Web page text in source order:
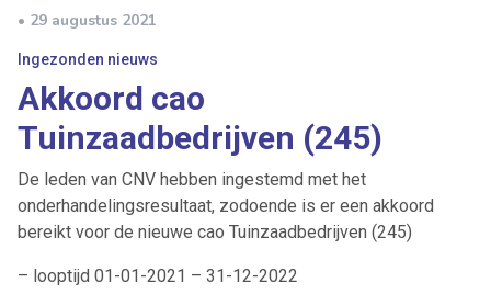
• 29 augustus 2021
Ingezonden nieuws
Akkoord cao
Tuinzaadbedrijven (245)
De leden van CNV hebben ingestemd met het
onderhandelingsresultaat, zodoende is er een akkoord
bereikt voor de nieuwe cao Tuinzaadbedrijven (245)
– looptijd 01-01-2021 – 31-12-2022